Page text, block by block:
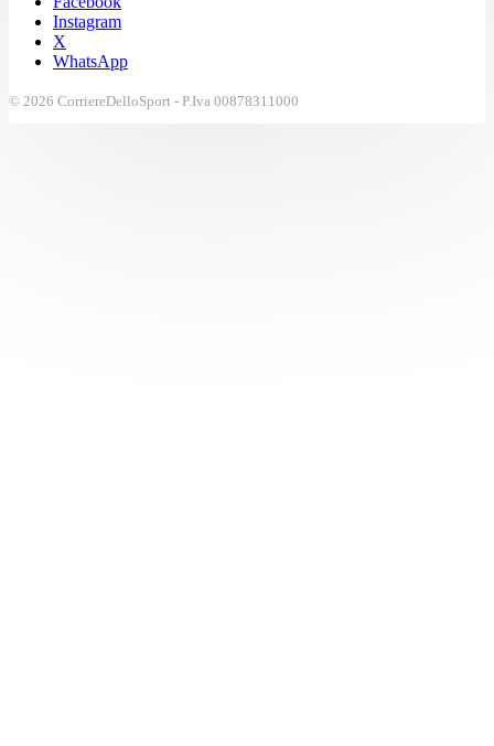
Instagram
X
WhatsApp
© 2026 CorriereDelloSport - P.Iva 00878311000